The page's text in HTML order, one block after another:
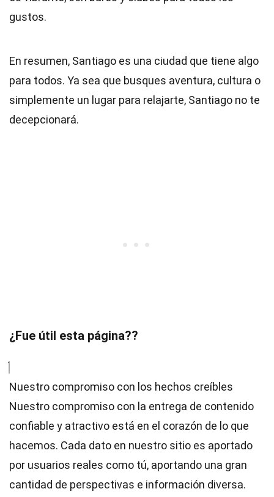
gustos.
En resumen, Santiago es una ciudad que tiene algo
para todos. Ya sea que busques aventura, cultura o
simplemente un lugar para relajarte, Santiago no te
decepcionará.
¿Fue útil esta página??
Nuestro compromiso con los hechos creíbles
Nuestro compromiso con la entrega de contenido
confiable y atractivo está en el corazón de lo que
hacemos. Cada dato en nuestro sitio es aportado
por usuarios reales como tú, aportando una gran
cantidad de perspectivas e información diversa.